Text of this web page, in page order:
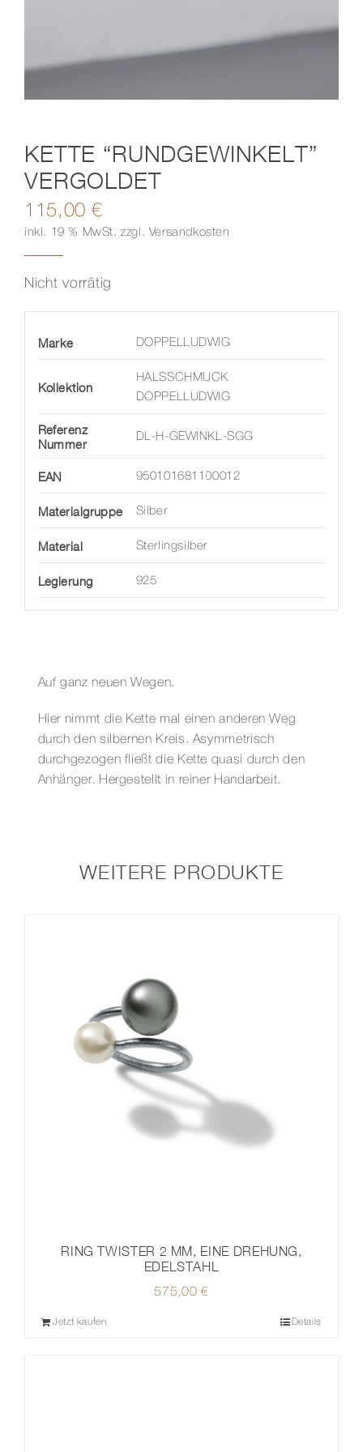
KETTE “RUNDGEWINKELT”
VERGOLDET
115,00€
inkl. 19 % MwSt. zzgl. Versandkosten
Nicht vorrätig
Marke DOPPELLUDWIG
Kollektion
HALSSCHMUCK
DOPPELLUDWIG
Referenz
Nummer
DL-H-GEWINKL-SGG
EAN 950101681100012
Materialgruppe Silber
Material Sterlingsilber
Legierung 925
Auf ganz neuen Wegen.
Hier nimmt die Kette mal einen anderen Weg
durch den silbernen Kreis. Asymmetrisch
durchgezogen fließt die Kette quasi durch den
Anhänger. Hergestellt in reiner Handarbeit.
WEITERE PRODUKTE
RING TWISTER 2 MM, EINE DREHUNG,
EDELSTAHL
575,00 €
Jetzt kaufen Details